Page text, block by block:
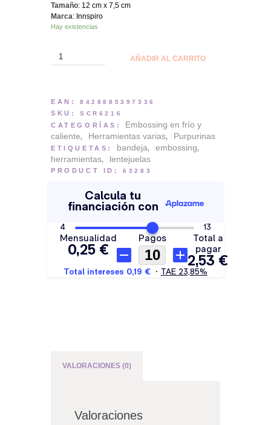
Tamaño: 12 cm x 7,5 cm
Marca: Innspiro
Hay existencias
Bandeja
pequeña
Innspiro
cantidad
AÑADIR AL CARRITO
EAN: 8428885397336
SKU: SCR6216
CATEGORÍAS: Embossing en frío y
caliente, Herramientas varias, Purpurinas
ETIQUETAS: bandeja, embossing,
herramientas, lentejuelas
PRODUCT ID:63283
VALORACIONES (0)
Valoraciones